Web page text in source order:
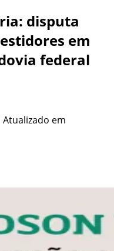
disputa
em
federal
Atualizado em